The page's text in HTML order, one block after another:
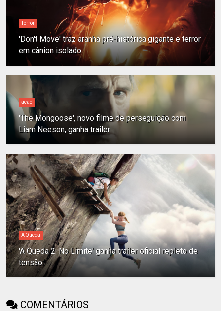
Terror
'Don't Move' traz aranha pré-histórica gigante e terror
em cânion isolado
ação
'The Mongoose', novo filme de perseguição com
Liam Neeson, ganha trailer
A Queda
'A Queda 2: No Limite' ganha trailer oficial repleto de
tensão
COMENTÁRIOS